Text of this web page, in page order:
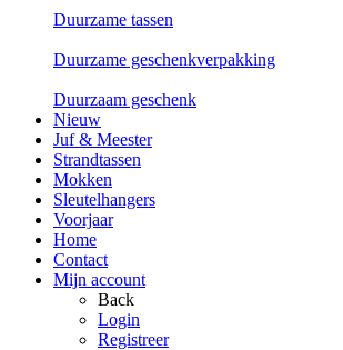
Duurzame tassen
Duurzame geschenkverpakking
Duurzaam geschenk
Nieuw
Juf & Meester
Strandtassen
Mokken
Sleutelhangers
Voorjaar
Home
Contact
Mijn account
Back
Login
Registreer